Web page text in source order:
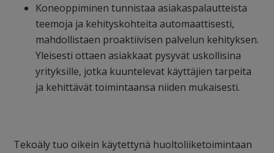
Koneoppiminen tunnistaa asiakaspalautteista
teemoja ja kehityskohteita automaattisesti,
mahdollistaen proaktiivisen palvelun kehityksen.
Yleisesti ottaen asiakkaat pysyvät uskollisina
yrityksille, jotka kuuntelevat käyttäjien tarpeita
ja kehittävät toimintaansa niiden mukaisesti.
Tekoäly tuo oikein käytettynä huoltoliiketoimintaan